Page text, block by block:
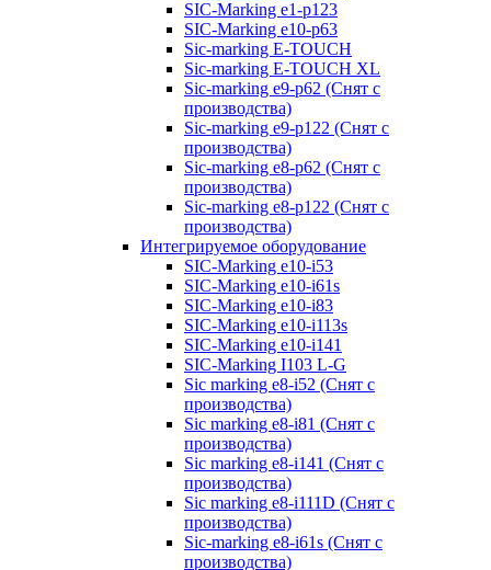
SIC-Marking e1-p123
SIC-Marking e10-p63
Sic-marking E-TOUCH
Sic-marking E-TOUCH XL
Sic-marking e9-p62 (Снят с
производства)
Sic-marking e9-p122 (Снят с
производства)
Sic-marking e8-p62 (Снят с
производства)
Sic-marking e8-p122 (Снят с
производства)
Интегрируемое оборудование
SIC-Marking e10-i53
SIC-Marking e10-i61s
SIC-Marking e10-i83
SIC-Marking e10-i113s
SIC-Marking e10-i141
SIC-Marking I103 L-G
Sic marking e8-i52 (Снят с
производства)
Sic marking e8-i81 (Снят с
производства)
Sic marking e8-i141 (Снят с
производства)
Sic marking e8-i111D (Снят с
производства)
Sic-marking e8-i61s (Снят с
производства)